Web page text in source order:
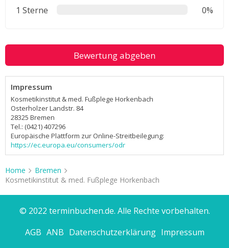
1 Sterne
0%
Bewertung abgeben
Impressum
Kosmetikinstitut & med. Fußplege Horkenbach
Osterholzer Landstr. 84
28325 Bremen
Tel.: (0421) 407296
Europäische Plattform zur Online-Streitbeilegung:
https://ec.europa.eu/consumers/odr
Home
Bremen
Kosmetikinstitut & med. Fußplege Horkenbach
© 2022 terminbuchen.de. Alle Rechte vorbehalten.
AGB ANB Datenschutzerklärung Impressum